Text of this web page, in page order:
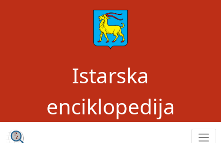
Istarska
enciklopedija